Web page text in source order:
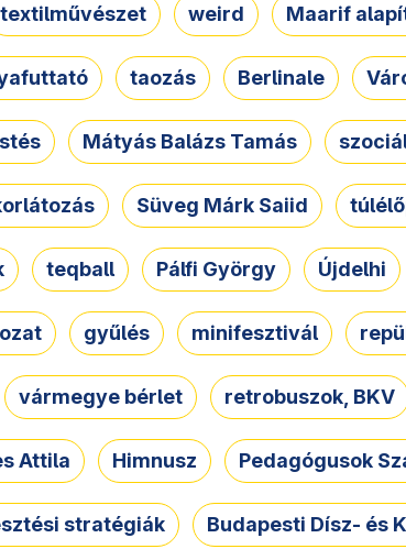
textilművészet weird Maarif
taozás Berlinale
Mátyás Balázs Tamás
Süveg Márk Saiid
teqball Pálfi György Újdelhi
gyűlés minifesztivál
vármegye bérlet retrobuszok, BKV
Attila Himnusz Pedagógusok
stratégiák Budapesti Dísz- és